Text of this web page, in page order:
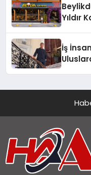
Yıldır
İş